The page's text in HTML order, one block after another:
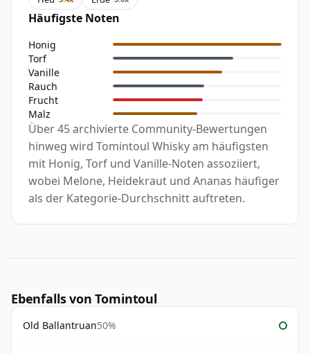
Häufigste Noten
Honig
Torf
Vanille
Rauch
Frucht
Malz
Über 45 archivierte Community-Bewertungen
hinweg wird Tomintoul Whisky am häufigsten
mit Honig, Torf und Vanille-Noten assoziiert,
wobei Melone, Heidekraut und Ananas häufiger
als der Kategorie-Durchschnitt auftreten.
Ebenfalls von Tomintoul
Old Ballantruan50%